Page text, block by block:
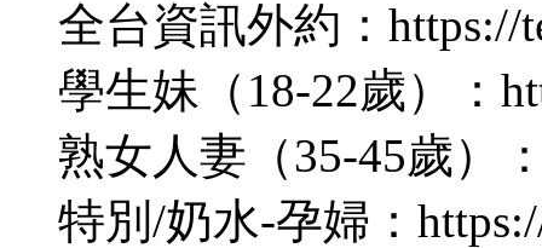
全台資訊外約：https://
學生妹（18-22歲）：
熟女人妻（35-45歲）
特別/奶水-孕婦：